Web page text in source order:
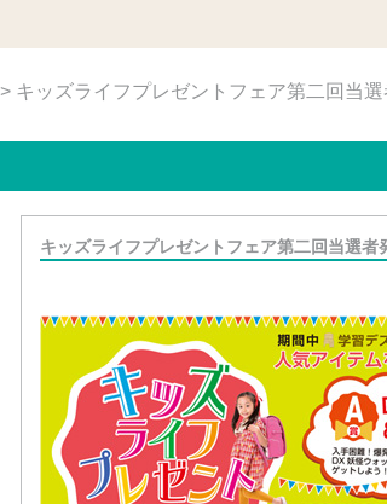
> キッズライフプレゼントフェア第二回当選
キッズライフプレゼントフェア第二回当選者